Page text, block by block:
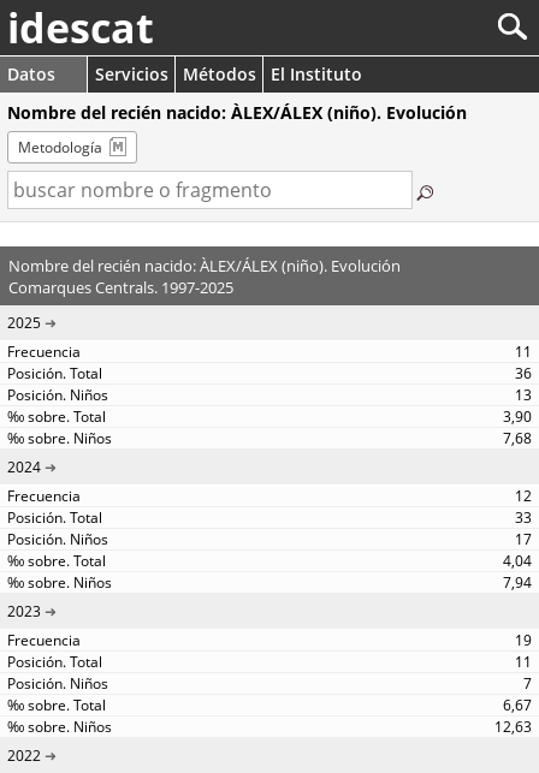
idescat
Datos Servicios Métodos
El Instituto
Nombre del recién nacido: ÀLEX/ÁLEX (niño). Evolución
Metodología
Nombre del recién nacido: ÀLEX/ÁLEX (niño). Evolución
Comarques Centrals. 1997-2025
2025
11
36
13
3,90
7,68
2024
12
33
17
4,04
7,94
2023
19
11
7
6,67
12,63
2022